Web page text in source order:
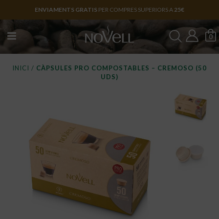
ENVIAMENTS GRATIS PER COMPRES SUPERIORS A 25€
0
INICI / CÀPSULES PRO COMPOSTABLES – CREMOSO (50
UDS)